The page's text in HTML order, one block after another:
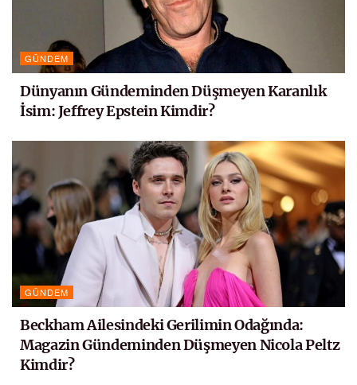
GÜNDEM
Dünyanın Gündeminden Düşmeyen Karanlık
İsim: Jeffrey Epstein Kimdir?
GÜNDEM
Beckham Ailesindeki Gerilimin Odağında:
Magazin Gündeminden Düşmeyen Nicola Peltz
Kimdir?